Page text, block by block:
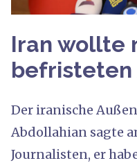
Iran wollte
befristeten
Der iranische
Abdollahian sagte
Journalisten, er